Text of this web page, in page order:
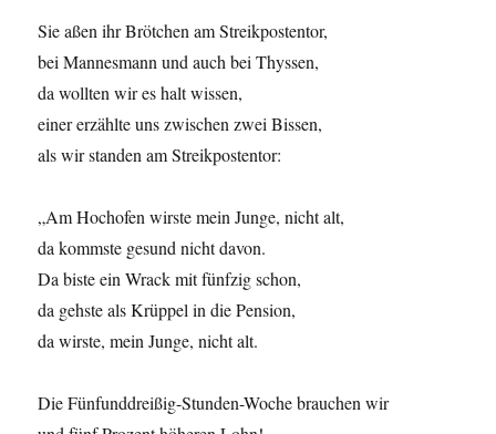
Sie aßen ihr Brötchen am Streikpostentor,
bei Mannesmann und auch bei Thyssen,
da wollten wir es halt wissen,
einer erzählte uns zwischen zwei Bissen,
als wir standen am Streikpostentor:
„Am Hochofen wirste mein Junge, nicht alt,
da kommste gesund nicht davon.
Da biste ein Wrack mit fünfzig schon,
da gehste als Krüppel in die Pension,
da wirste, mein Junge, nicht alt.
Die Fünfunddreißig-Stunden-Woche brauchen wir